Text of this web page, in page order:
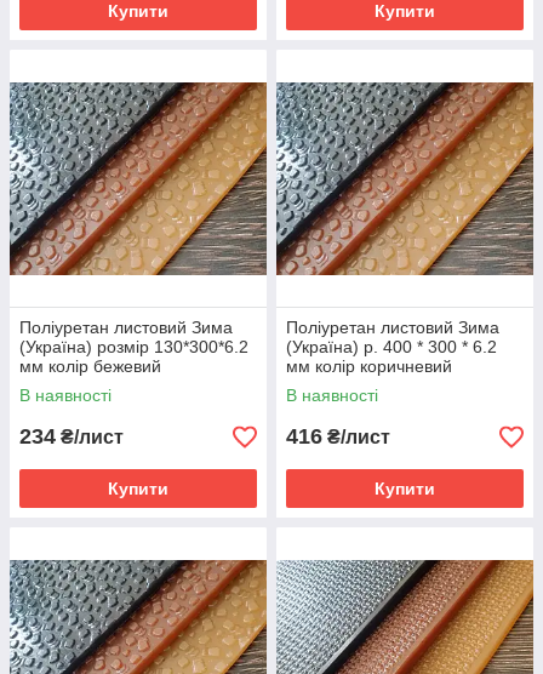
Купити Купити
Поліуретан листовий Зима
(Україна) розмір 130*300*6.2
мм колір бежевий
В наявності
234 ₴/лист
Купити
Поліуретан листовий Зима
(Україна) р. 400 * 300 * 6.2
мм колір коричневий
В наявності
416 ₴/лист
Купити